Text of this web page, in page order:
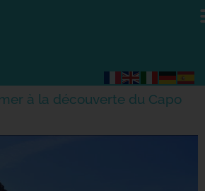
à la découverte du Capo